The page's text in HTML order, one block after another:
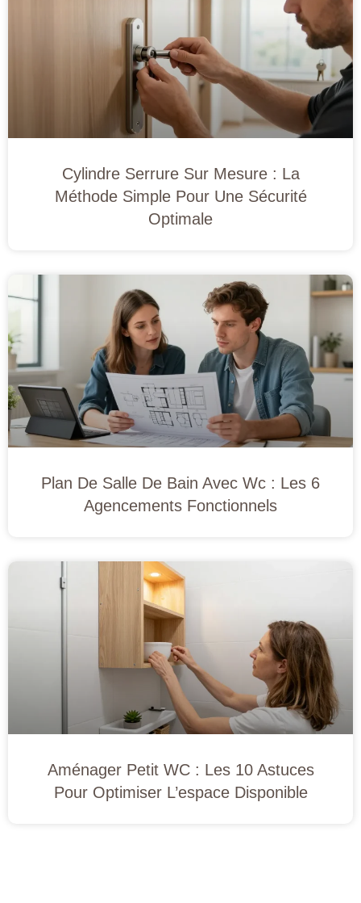
Cylindre Serrure Sur Mesure : La
Méthode Simple Pour Une Sécurité
Optimale
Plan De Salle De Bain Avec Wc : Les 6
Agencements Fonctionnels
Aménager Petit WC : Les 10 Astuces
Pour Optimiser L’espace Disponible